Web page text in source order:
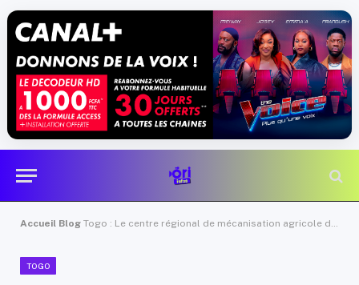
Accueil Blog Togo : Le centre régional de mécanisation agricole de Kpalimé inauguré
TOGO